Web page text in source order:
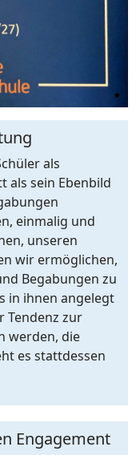
als
als sein Ebenbild
einmalig und
unseren
wir ermöglichen,
Begabungen zu
in ihnen angelegt
Tendenz zur
werden, die
es stattdessen
Engagement